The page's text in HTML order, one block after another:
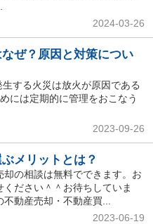
2024-03-26
ぜ？原因と対策につい
する火災は放火が原因である
には定期的に管理をおこなう
2023-09-26
メリットとは？
の相談は無料でできます。お
ださい＾＾お待ちしていま
動産売却・不動産買...
2023-06-19